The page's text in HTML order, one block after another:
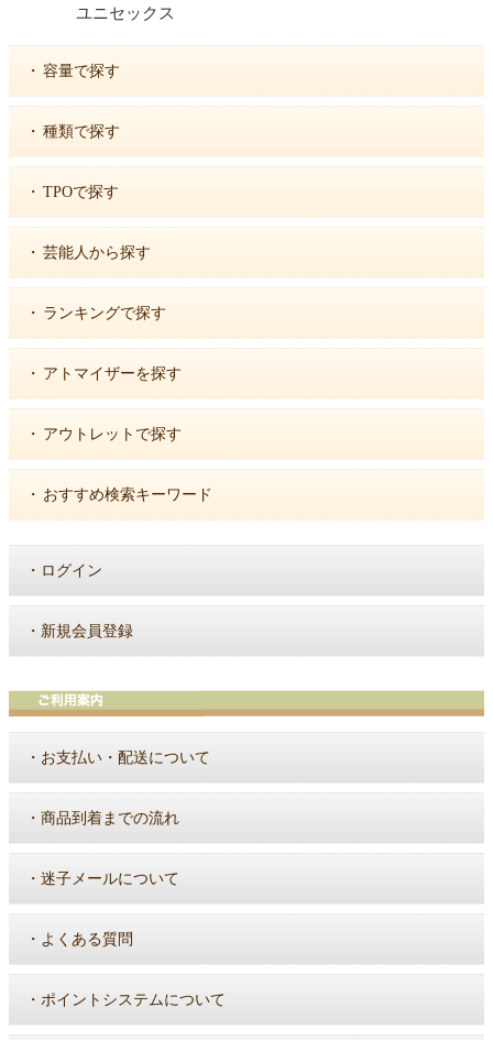
ユニセックス
・ 容量で探す
・ 種類で探す
・ TPOで探す
・ 芸能人から探す
・ ランキングで探す
・ アトマイザーを探す
・ アウトレットで探す
・ おすすめ検索キーワード
・ ログイン
・ 新規会員登録
・ お支払い・配送について
・ 商品到着までの流れ
・ 迷子メールについて
・ よくある質問
・ ポイントシステムについて